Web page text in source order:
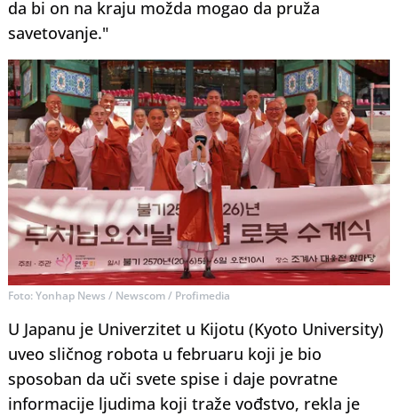
da bi on na kraju možda mogao da pruža
savetovanje."
Foto: Yonhap News / Newscom / Profimedia
U Japanu je Univerzitet u Kijotu (Kyoto University)
uveo sličnog robota u februaru koji je bio
sposoban da uči svete spise i daje povratne
informacije ljudima koji traže vođstvo, rekla je